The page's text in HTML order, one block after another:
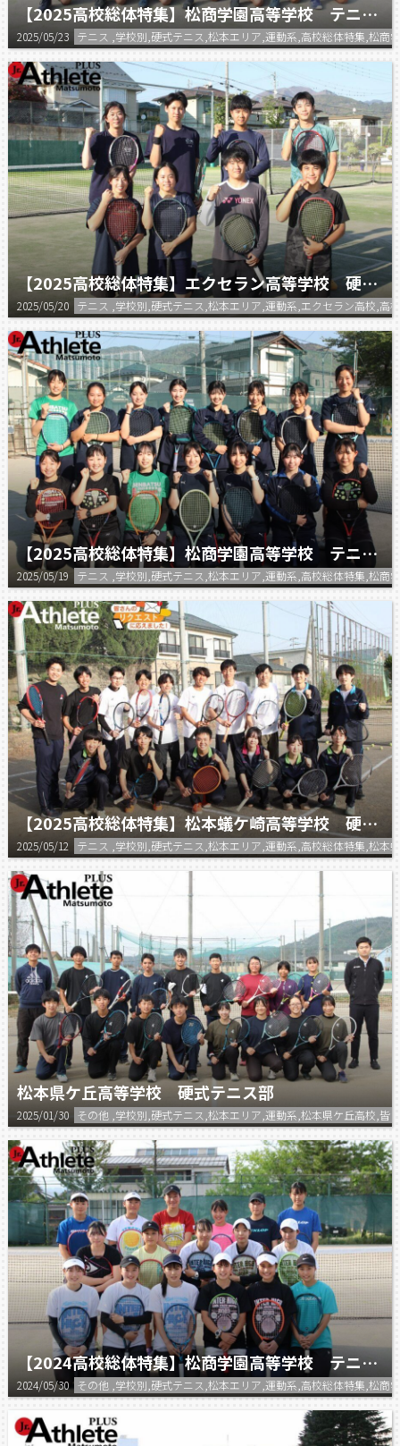
【2025高校総体特集】松商学園高等学校 テニス部（男子）
2025/05/23 テニス ,学校別,硬式テニス,松本エリア,運動系,高校総体特集,松商
【2025高校総体特集】エクセラン高等学校 硬式テニス部
2025/05/20 テニス ,学校別,硬式テニス,松本エリア,運動系,エクセラン高校,高
【2025高校総体特集】松商学園高等学校 テニス部（女子）
2025/05/19 テニス ,学校別,硬式テニス,松本エリア,運動系,高校総体特集,松商
【2025高校総体特集】松本蟻ケ崎高等学校 硬式テニス部
2025/05/12 テニス ,学校別,硬式テニス,松本エリア,運動系,高校総体特集,松本
松本県ケ丘高等学校 硬式テニス部
2025/01/30 その他 ,学校別,硬式テニス,松本エリア,運動系,松本県ケ丘高校,皆
【2024高校総体特集】松商学園高等学校 テニス部（女子）
2024/05/30 その他 ,学校別,硬式テニス,松本エリア,運動系,高校総体特集,松商